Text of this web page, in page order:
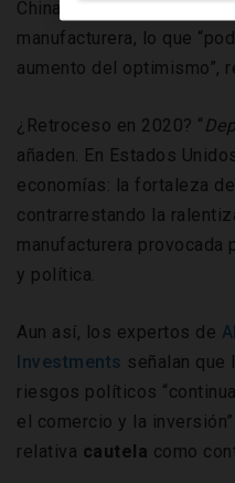
China y Estados Unidos y
manufacturera, lo que
aumento del optimismo”,
¿Retroceso en 2020? “
añaden. En Estados
economías: la fortaleza
contrarrestando la
manufacturera provocada
y política.
Aun así, los expertos de
Investments señalan
riesgos políticos
el comercio y la
relativa cautela como